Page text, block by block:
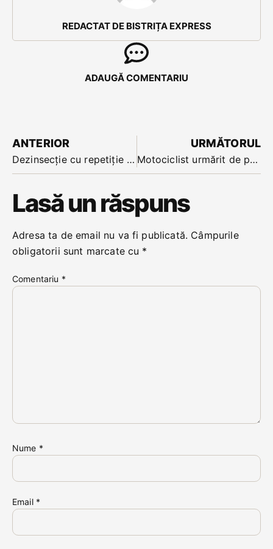
REDACTAT DE BISTRIȚA EXPRESS
ADAUGĂ COMENTARIU
ANTERIOR
Dezinsecție cu repetiție la Năsăud: e programată joi seara aproape de miezul nopții
URMĂTORUL
Motociclist urmărit de polițiști pe străzile din Beclean, după ce a încercat sa scape de o oprire în trafic pe DN 17
Lasă un răspuns
Adresa ta de email nu va fi publicată. Câmpurile
obligatorii sunt marcate cu *
Comentariu *
Nume *
Email *